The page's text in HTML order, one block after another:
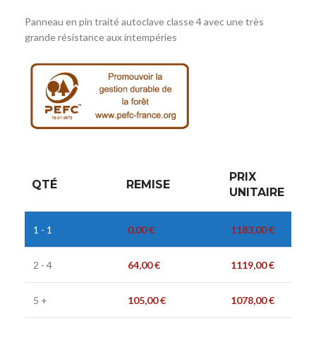
Panneau en pin traité autoclave classe 4 avec une très
grande résistance aux intempéries
QTÉ REMISE
PRIX
UNITAIRE
1 - 1 0,00€ 1183,00€
2 - 4 64,00€ 1119,00€
5 + 105,00€ 1078,00€